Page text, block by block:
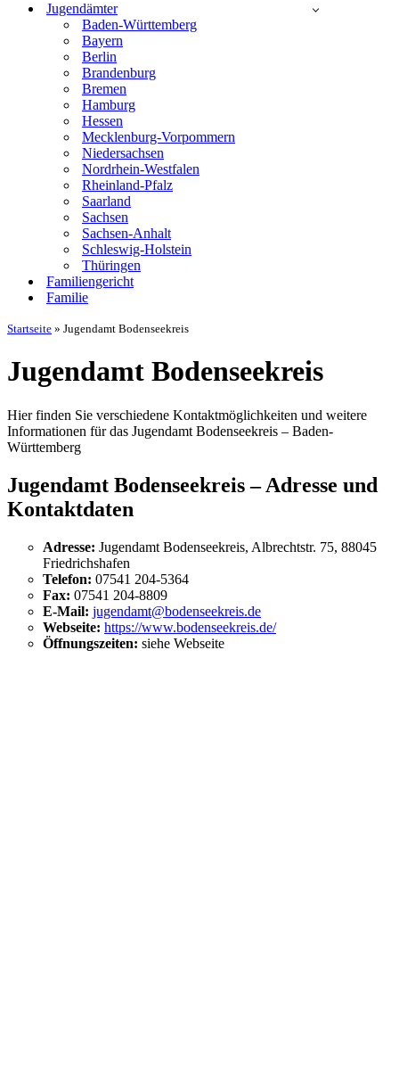
Jugendämter
Baden-Württemberg
Bayern
Berlin
Brandenburg
Bremen
Hamburg
Hessen
Mecklenburg-Vorpommern
Niedersachsen
Nordrhein-Westfalen
Rheinland-Pfalz
Saarland
Sachsen
Sachsen-Anhalt
Schleswig-Holstein
Thüringen
Familiengericht
Familie
Startseite » Jugendamt Bodenseekreis
Jugendamt Bodenseekreis
Hier finden Sie verschiedene Kontaktmöglichkeiten und weitere
Informationen für das Jugendamt Bodenseekreis – Baden-
Württemberg
Jugendamt Bodenseekreis – Adresse und
Kontaktdaten
Adresse: Jugendamt Bodenseekreis, Albrechtstr. 75, 88045
Friedrichshafen
Telefon: 07541 204-5364
Fax: 07541 204-8809
E-Mail: jugendamt@bodenseekreis.de
Webseite: https://www.bodenseekreis.de/
Öffnungszeiten: siehe Webseite